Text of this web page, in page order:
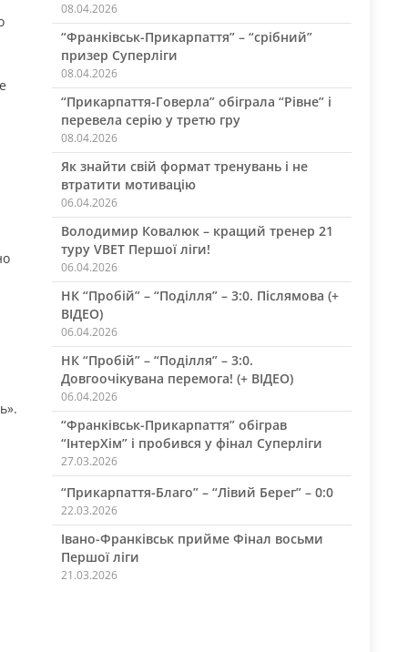
08.04.2026
“Франківськ-Прикарпаття” – “срібний”
призер Суперліги
08.04.2026
“Прикарпаття-Говерла” обіграла “Рівне” і
перевела серію у третю гру
08.04.2026
Як знайти свій формат тренувань і не
втратити мотивацію
06.04.2026
Володимир Ковалюк – кращий тренер 21
туру VBET Першої ліги!
06.04.2026
НК “Пробій” – “Поділля” – 3:0. Післямова (+
ВІДЕО)
06.04.2026
НК “Пробій” – “Поділля” – 3:0.
Довгоочікувана перемога! (+ ВІДЕО)
06.04.2026
“Франківськ-Прикарпаття” обіграв
“ІнтерХім” і пробився у фінал Суперліги
27.03.2026
“Прикарпаття-Благо” – “Лівий Берег” – 0:0
22.03.2026
Івано-Франківськ прийме Фінал восьми
Першої ліги
21.03.2026